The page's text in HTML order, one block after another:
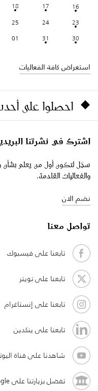
16
17
18
23
24
25
30
31
01
استعراض كافة الفعاليات
احصلوا على
اشترك في نشرتنا
سجّل لتكون أول من يعلم بشأن
والفعاليات القادمة.
نضم الان
تواصل معنا
تابعنا على فيسبوك
تابعنا على تويتر
تابعنا على إنستاغرام
تابعنا على ينكدين
شاهدنا على قناة
تفضل بزيارتنا على Google للفنون والثقافة